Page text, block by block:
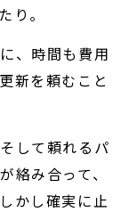
り。
、時間も費用
新を頼むこと
して頼れるパ
絡み合って、
かし確実に止